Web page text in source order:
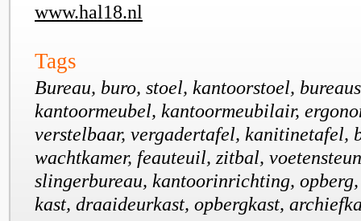
www.hal18.nl
Tags
Bureau, buro, stoel, kantoorstoel,
kantoormeubel, kantoormeubilair,
verstelbaar, vergadertafel, kanitinetafel,
wachtkamer, feauteuil, zitbal,
slingerbureau, kantoorinrichting,
kast, draaideurkast, opbergkast,